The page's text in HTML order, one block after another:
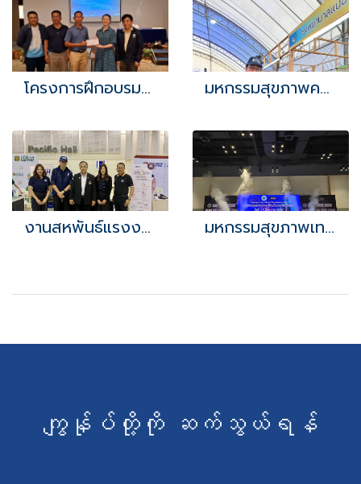
โครงการฝึกอบรมและสัมมนาศึกษาดูงานเพื่อพัฒนาศักยภาพเครือข่ายแกนนำด้านสุขภาพ (อสม.) ประจำปีงบประมาณ 2567 มหกรรมสุขภาพครั้งที่ 1
งานสหพันธ์แรงงานยานยนต์และอะไหล่โตโยต้า ครั้งที่17 มหกรรมสุขภาพเทศบาลเมืองศรีราชา ครั้งที่ 1
ကျွန်ုပ်တို့ကို ဆက်သွယ်ရန်